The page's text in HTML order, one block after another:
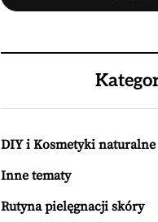
DIY i Kosmetyki naturalne
Inne tematy
Rutyna pielęgnacji skóry